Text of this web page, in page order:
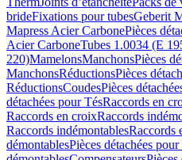
brideFixations pour tubesGeberit
Mapress Acier CarbonePièces
Acier CarboneTubes 1.0034 (E
220)MamelonsManchonsPièces
ManchonsRéductionsPièces
RéductionsCoudesPièces
détachées pour TésRaccords en
Raccords en croixRaccords
Raccords indémontablesRaccords
démontablesPièces détachées